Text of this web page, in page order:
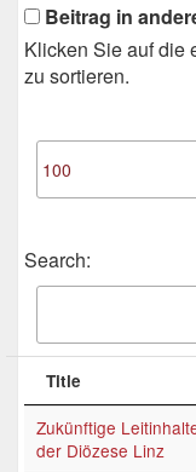
Beitrag in
Klicken Sie auf die
zu sortieren.
Search:
Title
Zukünftige
der Diözese Linz